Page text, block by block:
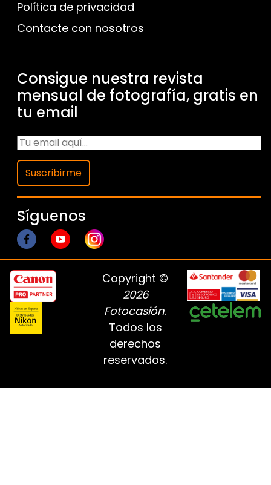
Política de privacidad
Contacte con nosotros
Consigue nuestra revista
mensual de fotografía, gratis en
tu email
Suscribirme
Síguenos
Copyright ©
2026
Fotocasión.
Todos los
derechos
reservados.